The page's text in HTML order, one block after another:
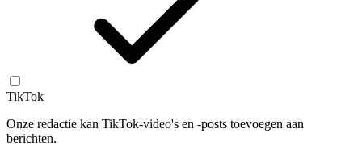
TikTok
Onze redactie kan TikTok-video's en -posts toevoegen aan
berichten.